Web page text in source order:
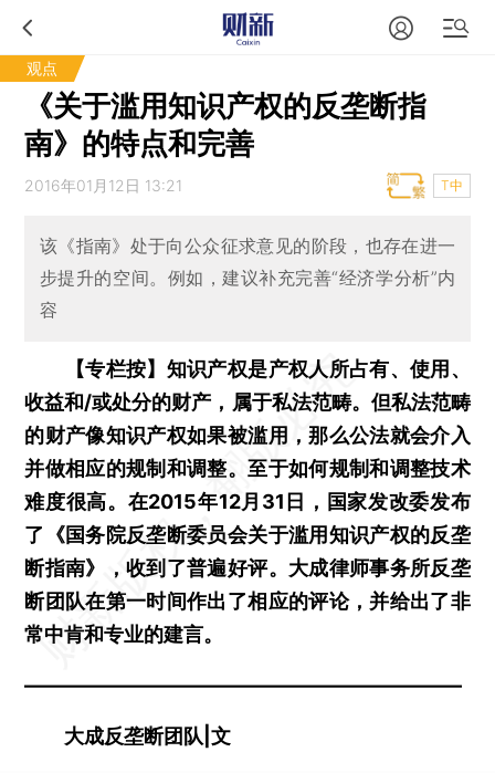
观点
《关于滥用知识产权的反垄断指
南》的特点和完善
2016年01月12日 13:21 T中
该《指南》处于向公众征求意见的阶段，也存在进一
步提升的空间。例如，建议补充完善“经济学分析”内
容
【专栏按】知识产权是产权人所占有、使用、
收益和/或处分的财产，属于私法范畴。但私法范畴
的财产像知识产权如果被滥用，那么公法就会介入
并做相应的规制和调整。至于如何规制和调整技术
难度很高。在2015年12月31日，国家发改委发布
了《国务院反垄断委员会关于滥用知识产权的反垄
断指南》，收到了普遍好评。大成律师事务所反垄
断团队在第一时间作出了相应的评论，并给出了非
常中肯和专业的建言。
——————————————————————
大成反垄断团队|文